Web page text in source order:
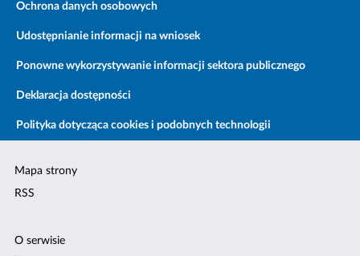
Ochrona danych osobowych
Udostępnianie informacji na wniosek
Ponowne wykorzystywanie informacji sektora publicznego
Deklaracja dostępności
Polityka dotycząca cookies i podobnych technologii
Mapa strony
RSS
O serwisie